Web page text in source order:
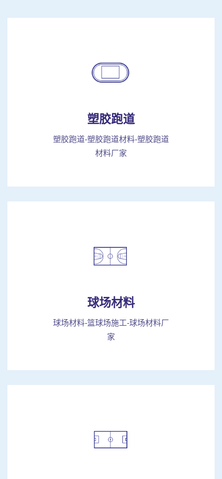
塑胶跑道
塑胶跑道-塑胶跑道材料-塑胶跑道
材料厂家
球场材料
球场材料-篮球场施工-球场材料厂
家